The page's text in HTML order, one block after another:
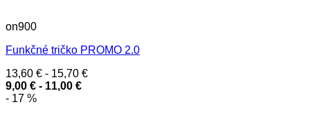
on900
Funkčné tričko PROMO 2.0
13,60 € - 15,70 €
9,00 € - 11,00 €
- 17 %